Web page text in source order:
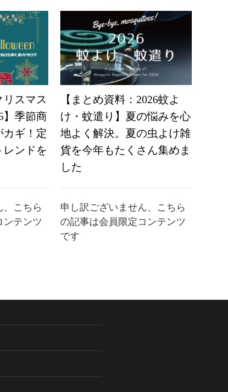
リスマス
】季節商
ギ！定
ンドを
、こちら
ンテンツ
【まとめ資料：2026蚊よ
け・蚊遣り】夏の悩みを心
地よく解決。夏の虫よけ雑
貨を今年もたくさん集めま
した
申し訳ございません、こちら
の記事は会員限定コンテンツ
です
【
グ
い
申